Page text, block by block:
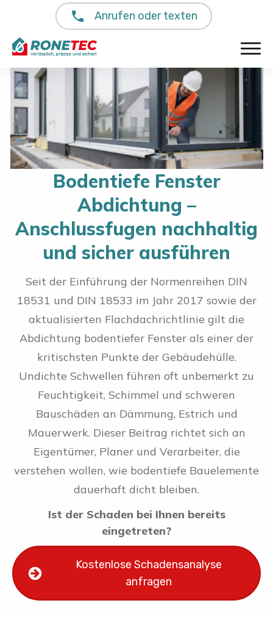
Anrufen oder texten
Bodentiefe Fenster
Abdichtung –
Anschlussfugen nachhaltig
und sicher ausführen
Seit der Einführung der Normenreihen DIN
18531 und DIN 18533 im Jahr 2017 sowie der
aktualisierten Flachdachrichtlinie gilt die
Abdichtung bodentiefer Fenster als einer der
kritischsten Punkte der Gebäudehülle.
Undichte Schwellen führen oft unbemerkt zu
Feuchtigkeit, Schimmel und schweren
Bauschäden an Dämmung, Estrich und
Mauerwerk. Dieser Beitrag richtet sich an
Eigentümer, Planer und Verarbeiter, die
verstehen wollen, wie bodentiefe Bauelemente
dauerhaft dicht bleiben.
Ist der Schaden bei Ihnen bereits
eingetreten?
Kostenlose Schadensanalyse
anfragen